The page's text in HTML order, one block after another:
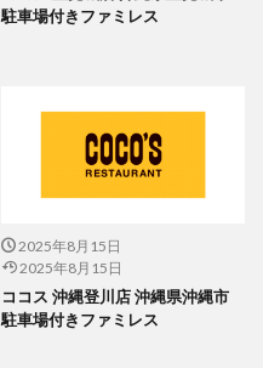
駐車場付きファミレス
2025年8月15日
2025年8月15日
ココス 沖縄登川店 沖縄県沖縄市
駐車場付きファミレス